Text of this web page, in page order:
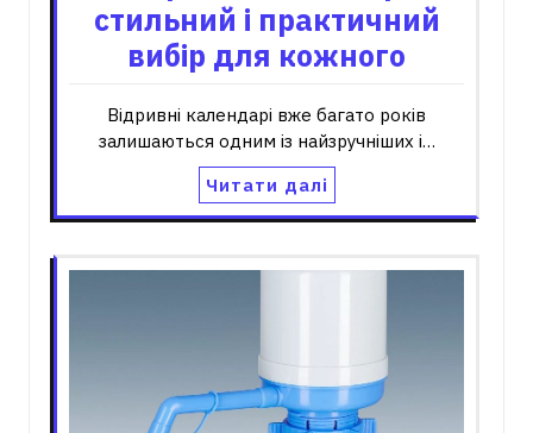
стильний і практичний
вибір для кожного
Відривні календарі вже багато років
залишаються одним із найзручніших і…
Читати далі